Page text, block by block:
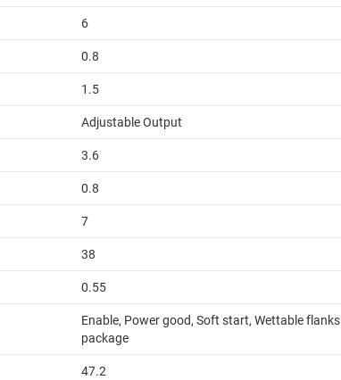
6
0.8
1.5
Adjustable Output
3.6
0.8
7
38
0.55
Enable, Power good, Soft start, Wettable flanks
package
47.2